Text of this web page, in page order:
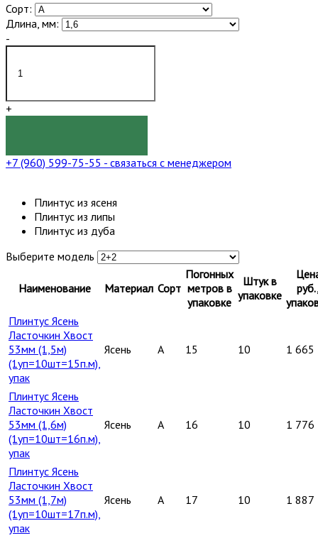
Сорт:
Длина, мм:
-
+
+7 (960) 599-75-55 - связаться с менеджером
Плинтус из ясеня
Плинтус из липы
Плинтус из дуба
Выберите модель
Наименование Материал Сорт
Погонных
метров в
упаковке
Штук в
упаковке
Плинтус Ясень
Ласточкин Хвост
53мм (1,5м)
(1уп=10шт=15п.м),
упак
Ясень A 15 10 1 665
Плинтус Ясень
Ласточкин Хвост
53мм (1,6м)
(1уп=10шт=16п.м),
упак
Ясень A 16 10 1 776
Плинтус Ясень
Ласточкин Хвост
53мм (1,7м)
(1уп=10шт=17п.м),
упак
Ясень A 17 10 1 887